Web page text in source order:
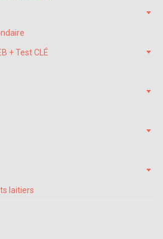
+ Test CLÉ
laitiers